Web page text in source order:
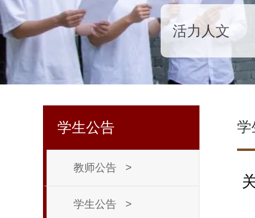
活力人文
学
学生公告
教师公告 >
学生公告 >